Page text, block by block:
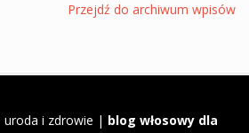
Przejdź do archiwum wpisów
uroda i zdrowie | blog włosowy dla